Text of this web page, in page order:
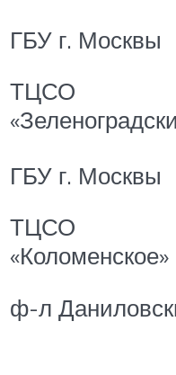
ГБУ г. Москвы
ТЦСО
ГБУ г. Москвы
ТЦСО
«Коломенское»
ф-л